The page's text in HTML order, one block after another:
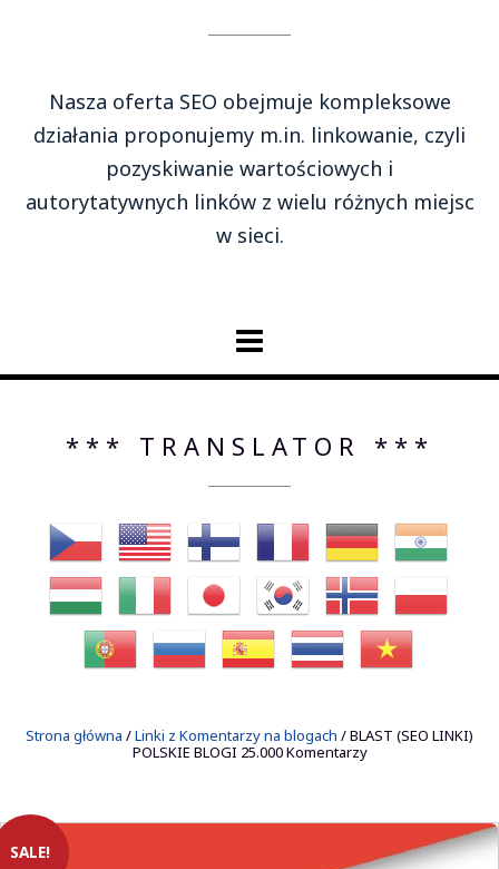
Nasza oferta SEO obejmuje kompleksowe
działania proponujemy m.in. linkowanie, czyli
pozyskiwanie wartościowych i
autorytatywnych linków z wielu różnych miejsc
w sieci.
*** TRANSLATOR ***
Strona główna /Linki z Komentarzy na blogach / BLAST (SEO LINKI)
POLSKIE BLOGI 25.000 Komentarzy
SALE!